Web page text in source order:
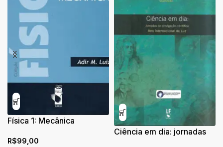
Física 1: Mecânica
R$99,00
Ciência em dia: jornadas